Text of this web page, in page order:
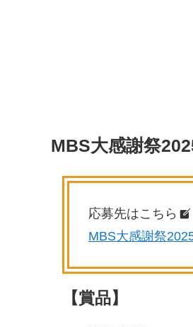
MBS大感謝祭
応募先はこちら
MBS大感謝祭
【賞品】